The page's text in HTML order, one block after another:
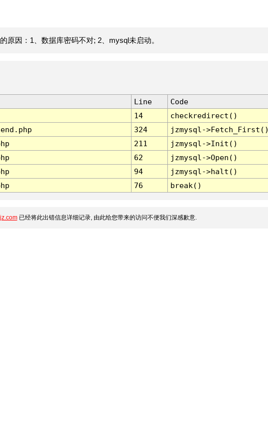
原因：1、数据库密码不对; 2、mysql未启动。
Line
Code
14
checkredirect()
324
jzmysql-
211
jzmysql->Init()
62
jzmysql->Open()
94
jzmysql->halt()
76 break()
已经将此出错信息详细记录, 由此给您带来的访问不便我们深感歉意.